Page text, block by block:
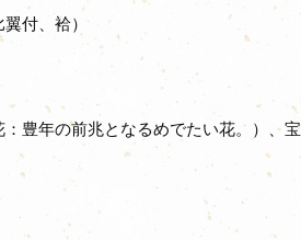
付、袷）
豊年の前兆となるめでたい花。）、宝